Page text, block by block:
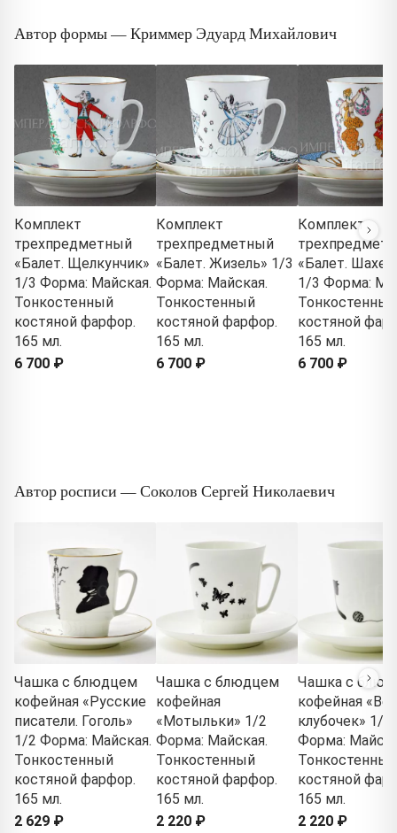
Автор формы — Криммер Эдуард Михайлович
Комплект
трехпредметный
«Балет. Щелкунчик»
1/3 Форма: Майская.
Тонкостенный
костяной фарфор.
165 мл.
6 700 ₽
Комплект
трехпредметный
«Балет. Жизель» 1/3
Форма: Майская.
Тонкостенный
костяной фарфор.
165 мл.
6 700 ₽
Комплект
«Балет.
1/3 Форма:
Тонкостенный
костяной
165 мл.
6 700 ₽
Автор росписи — Соколов Сергей Николаевич
Чашка с блюдцем
кофейная «Русские
писатели. Гоголь»
1/2 Форма: Майская.
Тонкостенный
костяной фарфор.
165 мл.
2 629 ₽
Чашка с блюдцем
кофейная
«Мотыльки» 1/2
Форма: Майская.
Тонкостенный
костяной фарфор.
165 мл.
2 220 ₽
Чашка с
кофейная
клубочек» 1/2
Форма:
Тонкостенный
костяной
165 мл.
2 220 ₽